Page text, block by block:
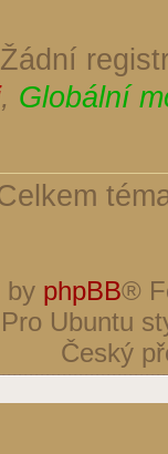
, Globální
by phpBB®
Pro Ubuntu
Český